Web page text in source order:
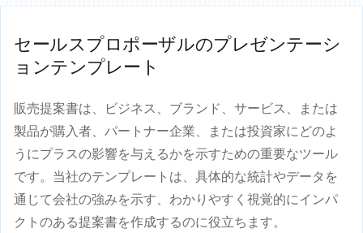
セールスプロポーザルのプレゼンテーシ
ョンテンプレート
販売提案書は、ビジネス、ブランド、サービス、または
製品が購入者、パートナー企業、または投資家にどのよ
うにプラスの影響を与えるかを示すための重要なツール
です。当社のテンプレートは、具体的な統計やデータを
通じて会社の強みを示す、わかりやすく視覚的にインパ
クトのある提案書を作成するのに役立ちます。